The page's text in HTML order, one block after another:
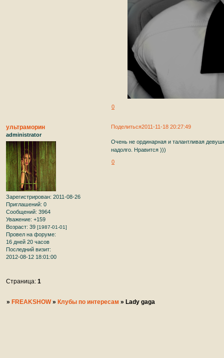
0
Поделиться2011-11-18 20:27:49
ультраморин
administrator
Зарегистрирован: 2011-08-26
Приглашений: 0
Сообщений: 3964
Уважение: +159
Возраст: 39 [1987-01-01]
Провел на форуме:
16 дней 20 часов
Последний визит:
2012-08-12 18:01:00
Очень не ординарная и талантливая
надолго. Нравится )))
0
Страница:1
» FREAKSHOW » Клубы по интересам » Lady gaga